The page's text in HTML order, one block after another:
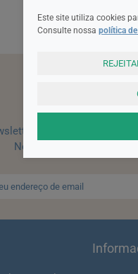
e receba um cupão
Nota: Para receber o
Este site utiliza cookies
Consulte nossa política